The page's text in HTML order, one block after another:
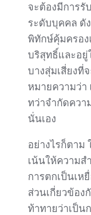
จะต้องมีการ
ระดับบุคคล ดั
พิทักษ์คุ้มครอง
บริสุทธิ์และอยู่
บางสุ่มเสี่ยงที่
หมายความว่า
ทว่าจำกัดควา
นั่นเอง
อย่างไรก็ตาม
เน้นให้ความ
การตกเป็นเห
ส่วนเกี่ยวข้อง
ท้าทายว่าเป็น